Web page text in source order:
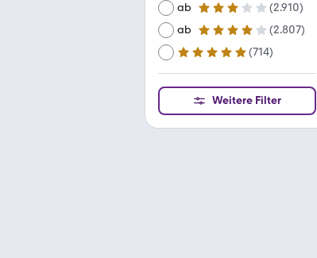
ab
3 Sterne (2.910)
ab
4 Sterne (2.807)
ab
5 Sterne (714)
Weitere Filter